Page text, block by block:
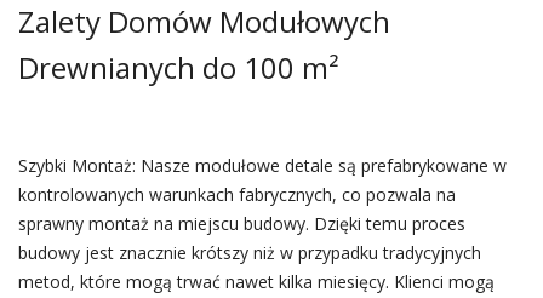
Zalety Domów Modułowych
Drewnianych do 100 m²
Szybki Montaż: Nasze modułowe detale są prefabrykowane w
kontrolowanych warunkach fabrycznych, co pozwala na
sprawny montaż na miejscu budowy. Dzięki temu proces
budowy jest znacznie krótszy niż w przypadku tradycyjnych
metod, które mogą trwać nawet kilka miesięcy. Klienci mogą